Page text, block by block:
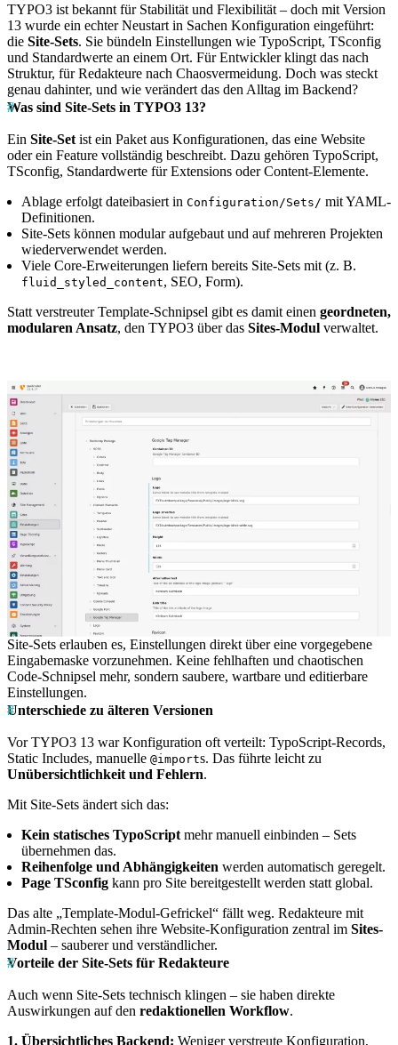
TYPO3 ist bekannt für Stabilität und Flexibilität – doch mit Version
13 wurde ein echter Neustart in Sachen Konfiguration eingeführt:
die Site-Sets. Sie bündeln Einstellungen wie TypoScript, TSconfig
und Standardwerte an einem Ort. Für Entwickler klingt das nach
Struktur, für Redakteure nach Chaosvermeidung. Doch was steckt
genau dahinter, und wie verändert das den Alltag im Backend?
Was sind Site-Sets in TYPO3 13?
Ein Site-Set ist ein Paket aus Konfigurationen, das eine Website
oder ein Feature vollständig beschreibt. Dazu gehören TypoScript,
TSconfig, Standardwerte für Extensions oder Content-Elemente.
Ablage erfolgt dateibasiert in Configuration/Sets/ mit YAML-
Definitionen.
Site-Sets können modular aufgebaut und auf mehreren Projekten
wiederverwendet werden.
Viele Core-Erweiterungen liefern bereits Site-Sets mit (z. B.
fluid_styled_content, SEO, Form).
Statt verstreuter Template-Schnipsel gibt es damit einen geordneten,
modularen Ansatz, den TYPO3 über das Sites-Modul verwaltet.
Site-Sets erlauben es, Einstellungen direkt über eine vorgegebene
Eingabemaske vorzunehmen. Keine fehlhaften und chaotischen
Code-Schnipsel mehr, sondern saubere, wartbare und editierbare
Einstellungen.
Unterschiede zu älteren Versionen
Vor TYPO3 13 war Konfiguration oft verteilt: TypoScript-Records,
Static Includes, manuelle @imports. Das führte leicht zu
Unübersichtlichkeit und Fehlern.
Mit Site-Sets ändert sich das:
Kein statisches TypoScript mehr manuell einbinden – Sets
übernehmen das.
Reihenfolge und Abhängigkeiten werden automatisch geregelt.
Page TSconfig kann pro Site bereitgestellt werden statt global.
Das alte „Template-Modul-Gefrickel“ fällt weg. Redakteure mit
Admin-Rechten sehen ihre Website-Konfiguration zentral im Sites-
Modul – sauberer und verständlicher.
Vorteile der Site-Sets für Redakteure
Auch wenn Site-Sets technisch klingen – sie haben direkte
Auswirkungen auf den redaktionellen Workflow.
1. Übersichtliches Backend: Weniger verstreute Konfiguration,